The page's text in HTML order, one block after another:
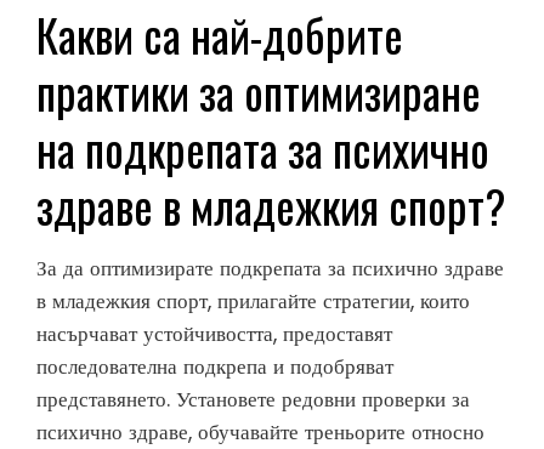
Какви са най-добрите
практики за оптимизиране
на подкрепата за психично
здраве в младежкия спорт?
За да оптимизирате подкрепата за психично здраве
в младежкия спорт, прилагайте стратегии, които
насърчават устойчивостта, предоставят
последователна подкрепа и подобряват
представянето. Установете редовни проверки за
психично здраве, обучавайте треньорите относно